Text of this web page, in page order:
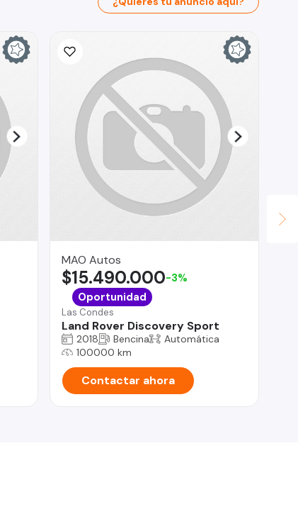
MAO Autos
Las Condes
Land Rover Discovery Sport
$15.490.000-3%
Oportunidad
2018 Bencina
Automática
100000 km
Contactar ahora